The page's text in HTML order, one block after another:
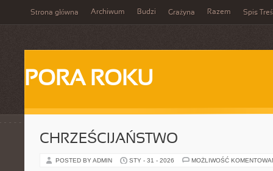
Strona główna Archiwum Budzi Grażyna Razem Spis
PORA ROKU
CHRZEŚCIJAŃSTWO
POSTED BY ADMIN STY - 31 - 2026 MOŻLIWOŚĆ